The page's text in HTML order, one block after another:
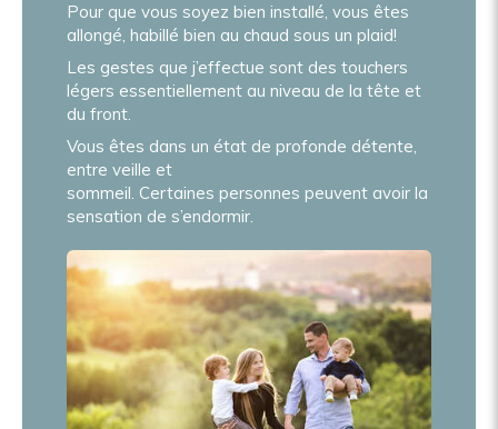
Pour que vous soyez bien installé, vous êtes
allongé, habillé bien au chaud sous un plaid!
Les gestes que j’effectue sont des touchers
légers essentiellement au niveau de la tête et
du front.
Vous êtes dans un état de profonde détente,
entre veille et
sommeil. Certaines personnes peuvent avoir la
sensation de s’endormir.